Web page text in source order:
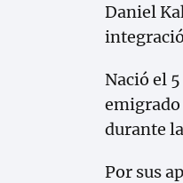
Daniel
Nació el
emigrado
durante
Por sus